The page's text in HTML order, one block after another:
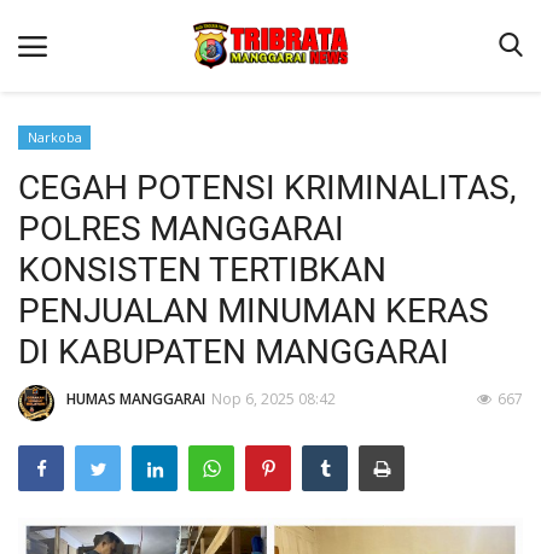
Beranda
Binkam
Kapolres Manggarai Imbau Masyarakat Waspada Cuaca
Kapolres Manggarai Imbau Masyarakat Waspada Cuaca
Reskrim
Lantas
Giat Ops
Polisi Kita
Mitra Polisi
Narkoba
CEGAH POTENSI KRIMINALITAS,
POLRES MANGGARAI
KONSISTEN TERTIBKAN
PENJUALAN MINUMAN KERAS
DI KABUPATEN MANGGARAI
HUMAS MANGGARAI Nop 6, 2025 08:42 667